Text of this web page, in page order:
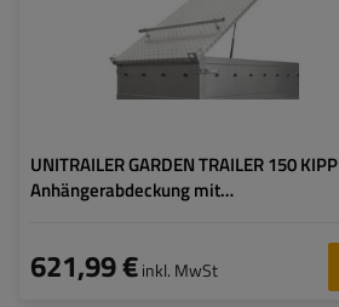
UNITRAILER GARDEN TRAILER 150 KIPP
Anhängerabdeckung mit
621,99 €inkl. MwSt
GARDEN TRAILER 150
KIPP